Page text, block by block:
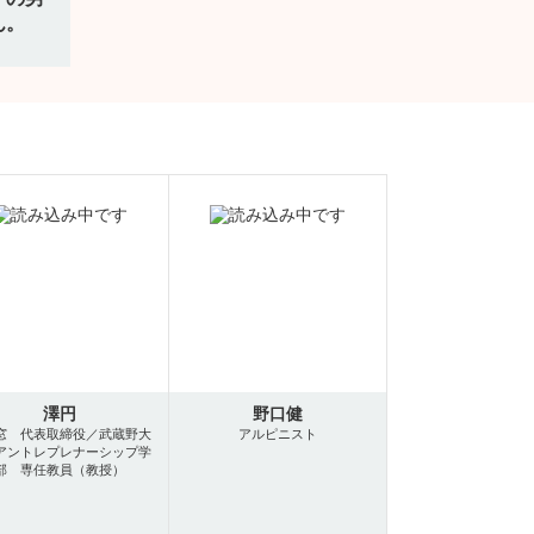
澤円
代表取締役／武蔵野大
トレプレナーシップ学
専任教員（教授）
野口健
アルピニスト